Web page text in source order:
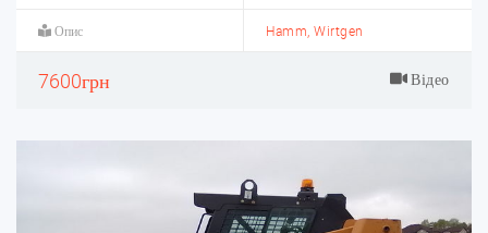
Опис Hamm, Wirtgen
7600грн Відео